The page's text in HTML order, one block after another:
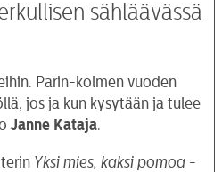
sähläävässä
Parin-kolmen vuoden
jos ja kun kysytään ja tulee
Janne Kataja.
Yksi mies, kaksi pomoa -